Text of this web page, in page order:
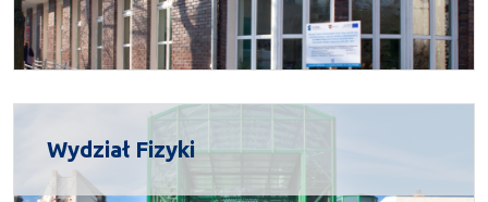
Wydział Fizyki